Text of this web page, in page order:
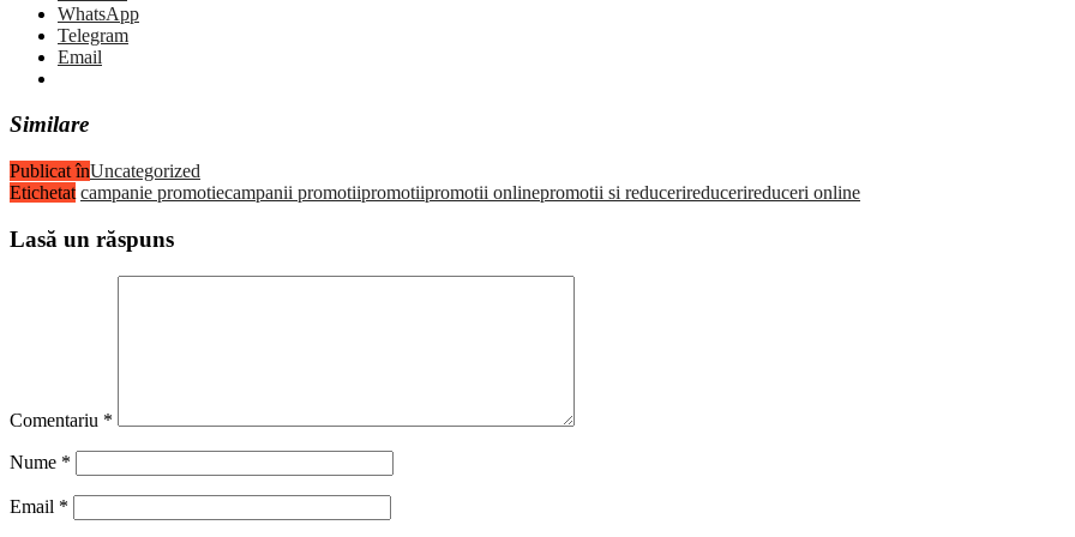
WhatsApp
Telegram
Email
Similare
Publicat înUncategorized
Etichetat campanie promotiecampanii promotiipromotiipromotii onlinepromotii si reducerireducerireduceri online
Lasă un răspuns
Comentariu *
Nume *
Email *